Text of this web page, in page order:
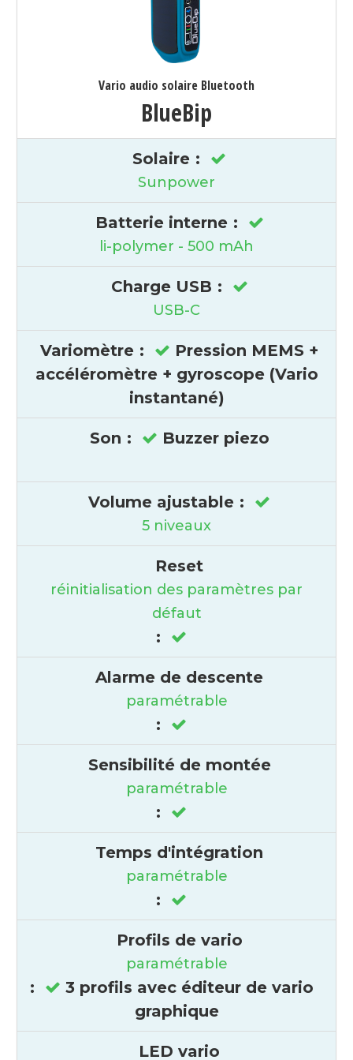
Vario audio solaire Bluetooth
BlueBip
Solaire :
Sunpower
Batterie interne :
li-polymer - 500 mAh
Charge USB :
USB-C
Variomètre :
Pression MEMS +
accéléromètre + gyroscope (Vario
instantané)
Son : Buzzer piezo
Volume ajustable :
5 niveaux
Reset
réinitialisation des paramètres par
défaut
:
Alarme de descente
paramétrable
:
Sensibilité de montée
paramétrable
:
Temps d'intégration
paramétrable
:
Profils de vario
paramétrable
:
3 profils avec éditeur de vario
graphique
LED vario